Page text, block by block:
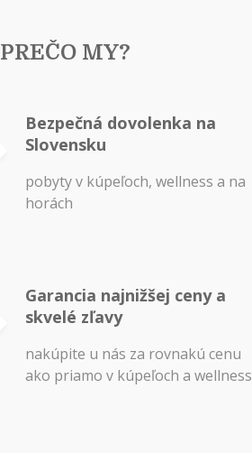
PREČO MY?
Bezpečná dovolenka na
Slovensku
pobyty v kúpeľoch, wellness a na
horách
Garancia najnižšej ceny a
skvelé zľavy
nakúpite u nás za rovnakú cenu
ako priamo v kúpeľoch a wellness